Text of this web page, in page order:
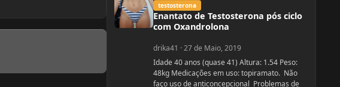
testosterona
Enantato de Testosterona pós ciclo
com Oxandrolona
drika41 ·27 de Maio, 2019
Idade 40 anos (quase 41) Altura: 1.54 Peso:
48kg Medicações em uso: topiramato. Não
faço uso de anticoncepcional Problemas de